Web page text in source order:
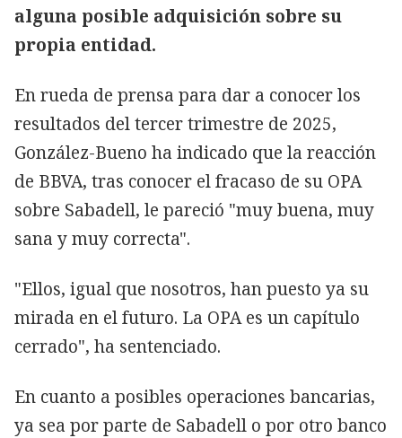
alguna posible adquisición sobre su
propia entidad.
En rueda de prensa para dar a conocer los
resultados del tercer trimestre de 2025,
González-Bueno ha indicado que la reacción
de BBVA, tras conocer el fracaso de su OPA
sobre Sabadell, le pareció "muy buena, muy
sana y muy correcta".
"Ellos, igual que nosotros, han puesto ya su
mirada en el futuro. La OPA es un capítulo
cerrado", ha sentenciado.
En cuanto a posibles operaciones bancarias,
ya sea por parte de Sabadell o por otro banco